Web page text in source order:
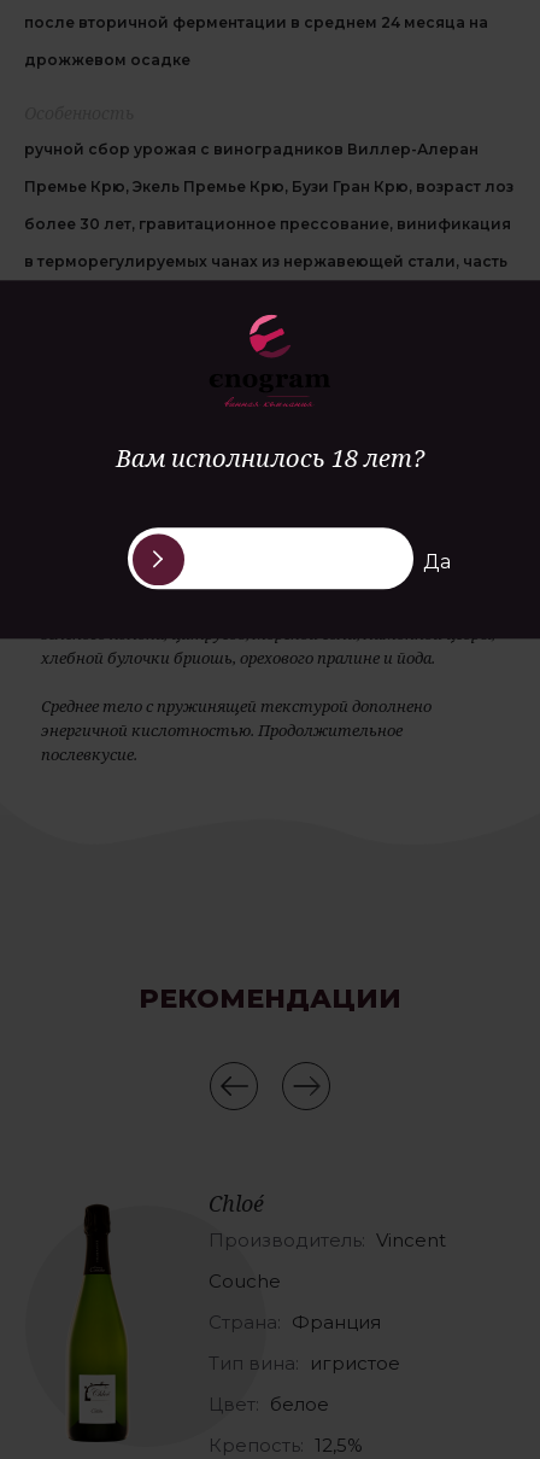
Вам исполнилось 18 лет?
Да
после вторичной ферментации в среднем 24 месяца на
дрожжевом осадке
ручной сбор урожая с виноградников Виллер-Алеран
Премье Крю, Экель Премье Крю, Бузи Гран Крю, возраст лоз
более 30 лет, гравитационное прессование, винификация
в терморегулируемых чанах из нержавеющей стали, часть
производится вручную, биодинамическое
зеленого яблока, цитрусов, морской соли, лимонной цедры,
хлебной булочки бриошь, орехового пралине и йода.
Среднее тело с пружинящей текстурой дополнено
энергичной кислотностью. Продолжительное
послевкусие.
РЕКОМЕНДАЦИИ
Chloé
Производитель: Vincent
Couche
Страна: Франция
Тип вина:
игристое
Цвет: белое
Крепость: 12,5%